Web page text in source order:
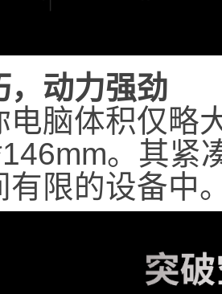
，动力强劲
电脑体积仅略
。其紧
有限的设备中